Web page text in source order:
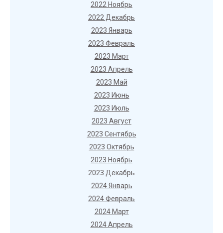
2022 Ноябрь
2022 Декабрь
2023 Январь
2023 Февраль
2023 Март
2023 Апрель
2023 Май
2023 Июнь
2023 Июль
2023 Август
2023 Сентябрь
2023 Октябрь
2023 Ноябрь
2023 Декабрь
2024 Январь
2024 Февраль
2024 Март
2024 Апрель